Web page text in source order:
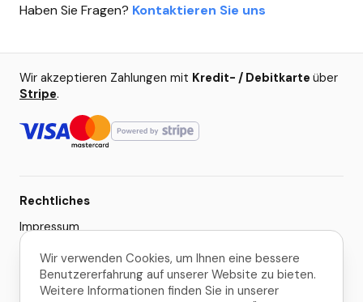
Haben Sie Fragen? Kontaktieren Sie uns
Wir akzeptieren Zahlungen mit Kredit- / Debitkarte über
Stripe.
Rechtliches
Impressum
AGB
Datenschutzerklärung
Wir verwenden Cookies, um Ihnen eine bessere
Benutzererfahrung auf unserer Website zu bieten.
Weitere Informationen finden Sie in unserer